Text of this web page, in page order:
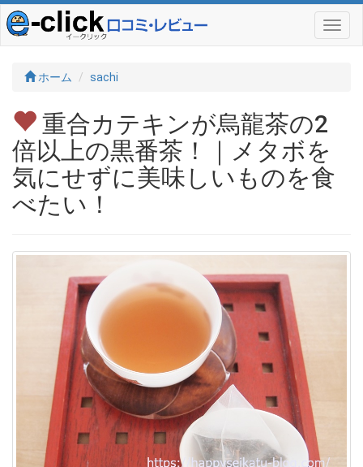
ホーム sachi
重合カテキンが烏龍茶の2
倍以上の黒番茶！｜メタボを
気にせずに美味しいものを食
べたい！